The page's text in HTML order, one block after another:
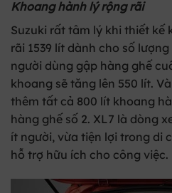
Khoang hành lý rộng rãi
Suzuki rất tâm lý khi thiết kế
rãi 1539 lít dành cho số
người dùng gập hàng ghế
khoang sẽ tăng lên 550 lít.
thêm tất cả 800 lít khoang
hàng ghế số 2. XL7 là dòng
ít người, vừa tiện lợi trong di
hỗ trợ hữu ích cho công việc.